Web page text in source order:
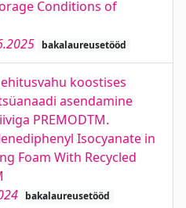
Conditions of
bakalaureusetööd
koostises
asendamine
PREMODTM.
Isocyanate in
Foam With Recycled
bakalaureusetööd